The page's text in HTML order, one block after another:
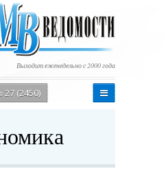
Выходит еженедельно с 2000 года
(2450)